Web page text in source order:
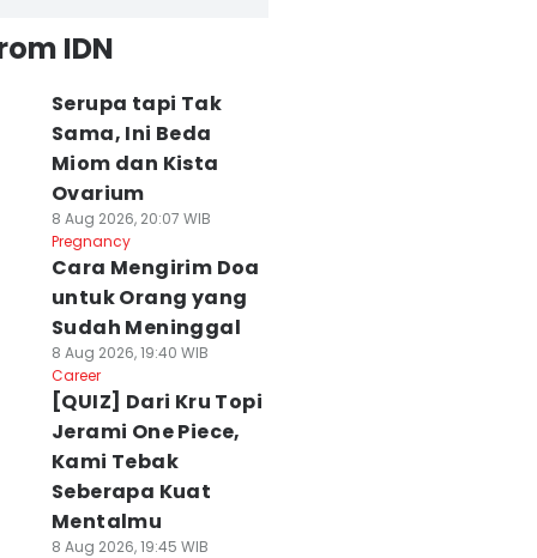
IDN
Serupa tapi Tak
Sama, Ini Beda
Miom dan Kista
Ovarium
8 Aug 2026, 20:07 WIB
Pregnancy
Cara Mengirim Doa
untuk Orang yang
Sudah Meninggal
8 Aug 2026, 19:40 WIB
Career
[QUIZ] Dari Kru Topi
Jerami One Piece,
Kami Tebak
Seberapa Kuat
Mentalmu
8 Aug 2026, 19:45 WIB